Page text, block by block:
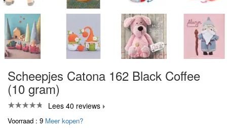
Scheepjes Catona 162 Black Coffee
(10 gram)
Lees 40 reviews
Voorraad : 9 Meer kopen?